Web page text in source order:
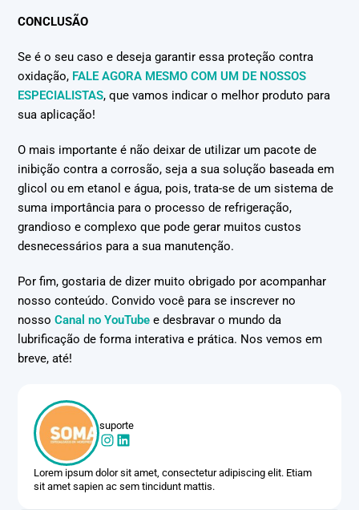
CONCLUSÃO
Se é o seu caso e deseja garantir essa proteção contra
oxidação, FALE AGORA MESMO COM UM DE NOSSOS
ESPECIALISTAS, que vamos indicar o melhor produto para
sua aplicação!
O mais importante é não deixar de utilizar um pacote de
inibição contra a corrosão, seja a sua solução baseada em
glicol ou em etanol e água, pois, trata-se de um sistema de
suma importância para o processo de refrigeração,
grandioso e complexo que pode gerar muitos custos
desnecessários para a sua manutenção.
Por fim, gostaria de dizer muito obrigado por acompanhar
nosso conteúdo. Convido você para se inscrever no
nossoCanal no YouTube e desbravar o mundo da
lubrificação de forma interativa e prática. Nos vemos em
breve, até!
suporte
Lorem ipsum dolor sit amet, consectetur adipiscing elit. Etiam
sit amet sapien ac sem tincidunt mattis.